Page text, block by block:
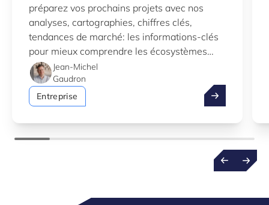
préparez vos prochains projets avec nos
analyses, cartographies, chiffres clés,
tendances de marché: les informations-clés
pour mieux comprendre les écosystèmes
d’innovation au Luxembourg.
Jean-Michel
Gaudron
Entreprise
Profitez de